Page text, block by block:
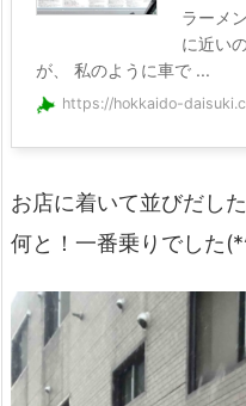
ラーメ
に近い
が、 私のように車で ...
https://hokkaido-
お店に着いて並びだし
何と！一番乗りでした